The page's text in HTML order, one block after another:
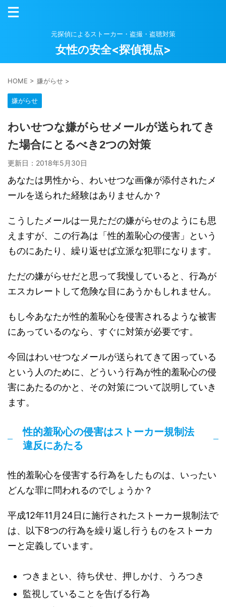
元探偵によるストーカー・盗撮・盗聴対策
女性の安全<探偵視点>
HOME > 嫌がらせ >
嫌がらせ
わいせつな嫌がらせメールが送られてき
た場合にとるべき2つの対策
更新日： 2018年5月30日
あなたは男性から、わいせつな画像が添付されたメ
ールを送られた経験はありませんか？
こうしたメールは一見ただの嫌がらせのようにも思
えますが、この行為は「性的羞恥心の侵害」という
ものにあたり、繰り返せば立派な犯罪になります。
ただの嫌がらせだと思って我慢していると、行為が
エスカレートして危険な目にあうかもしれません。
もし今あなたが性的羞恥心を侵害されるような被害
にあっているのなら、すぐに対策が必要です。
今回はわいせつなメールが送られてきて困っている
という人のために、どういう行為が性的羞恥心の侵
害にあたるのかと、その対策について説明していき
ます。
性的羞恥心の侵害はストーカー規制法
違反にあたる
性的羞恥心を侵害する行為をしたものは、いったい
どんな罪に問われるのでしょうか？
平成12年11月24日に施行されたストーカー規制法で
は、以下8つの行為を繰り返し行うものをストーカ
ーと定義しています。
つきまとい、待ち伏せ、押しかけ、うろつき
監視していることを告げる行為